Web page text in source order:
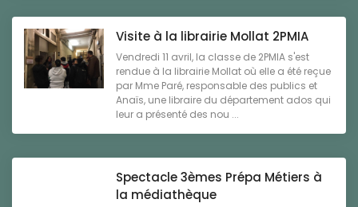
Visite à la librairie Mollat 2PMIA
Vendredi 11 avril, la classe de 2PMIA s'est
rendue à la librairie Mollat où elle a été reçue
par Mme Paré, responsable des publics et
Anaïs, une libraire du département ados qui
leur a présenté des nou ...
Spectacle 3èmes Prépa Métiers à
la médiathèque